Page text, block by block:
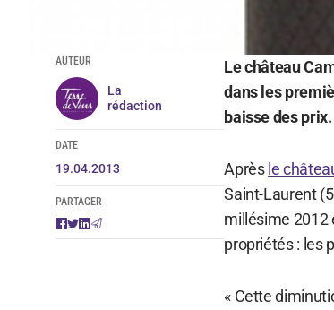
AUTEUR
La
rédaction
DATE
19.04.2013
PARTAGER
Le château
dans les
baisse des prix.
Aprèsle
Saint-Laurent
millésime 2012
propriétés : les
« Cette